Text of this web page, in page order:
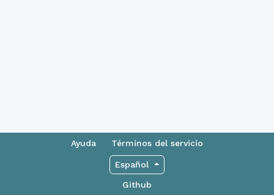
Ayuda Términos del servicio
Español
Github